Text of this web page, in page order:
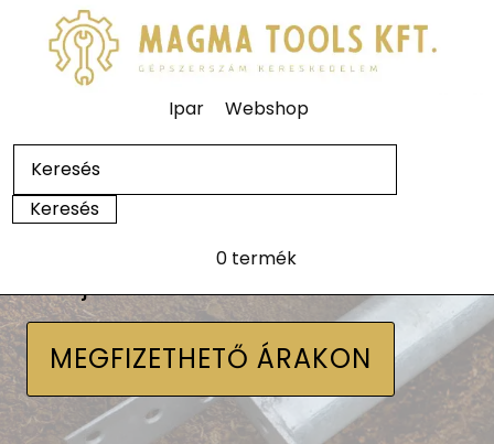
Ipar Webshop
0 termék
MEGFIZETHETŐ ÁRAKON